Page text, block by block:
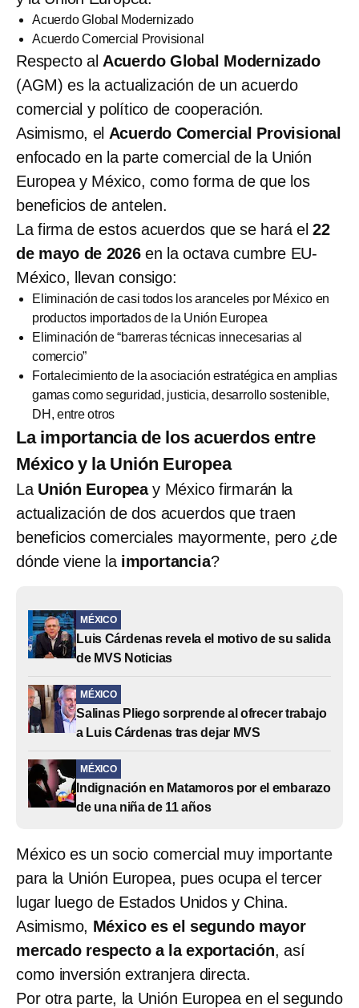
Acuerdo Global Modernizado
Acuerdo Comercial Provisional
Respecto al Acuerdo Global Modernizado
(AGM) es la actualización de un acuerdo
comercial y político de cooperación.
Asimismo, el Acuerdo Comercial Provisional
enfocado en la parte comercial de la Unión
Europea y México, como forma de que los
beneficios de antelen.
La firma de estos acuerdos que se hará el 22
de mayo de 2026en la octava cumbre EU-
México, llevan consigo:
Eliminación de casi todos los aranceles por México en
productos importados de la Unión Europea
Eliminación de “barreras técnicas innecesarias al
comercio”
Fortalecimiento de la asociación estratégica en amplias
gamas como seguridad, justicia, desarrollo sostenible,
DH, entre otros
La importancia de los acuerdos entre
México y la Unión Europea
La Unión Europeay México firmarán la
actualización de dos acuerdos que traen
beneficios comerciales mayormente, pero ¿de
dónde viene la importancia?
MÉXICO
Luis Cárdenas revela el motivo de su salida
de MVS Noticias
MÉXICO
Salinas Pliego sorprende al ofrecer trabajo
a Luis Cárdenas tras dejar MVS
MÉXICO
Indignación en Matamoros por el embarazo
de una niña de 11 años
México es un socio comercial muy importante
para la Unión Europea, pues ocupa el tercer
lugar luego de Estados Unidos y China.
Asimismo, México es el segundo mayor
mercado respecto a la exportación, así
como inversión extranjera directa.
Por otra parte, la Unión Europea en el segundo